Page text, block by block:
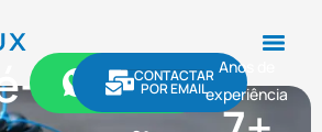
PEDIR
ORCAMENTO
CONTACTAR
POR EMAIL
Anos de
experiência